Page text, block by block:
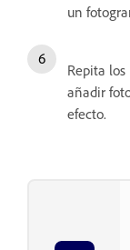
un
Repita los
añadir
efecto.